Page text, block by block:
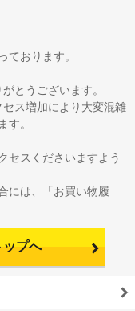
ております。
とうございます。
ス増加により大変混雑
す。
セスくださいますよう
には、「お買い物履
ップへ